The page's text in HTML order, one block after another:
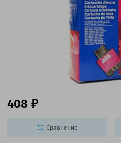
408
Сравнение